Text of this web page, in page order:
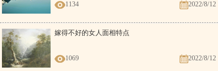
1134 2022/8/12
嫁得不好的女人面相特点
1069 2022/8/12